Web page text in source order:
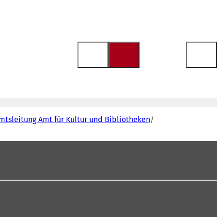
Amt für Kultur und Bibliotheken